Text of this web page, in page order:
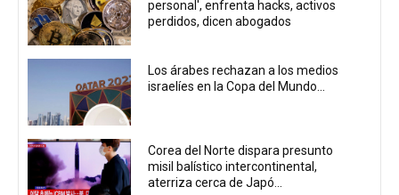
personal', enfrenta hacks, activos
perdidos, dicen abogados
Los árabes rechazan a los medios
israelíes en la Copa del Mundo...
Corea del Norte dispara presunto
misil balístico intercontinental,
aterriza cerca de Japó...